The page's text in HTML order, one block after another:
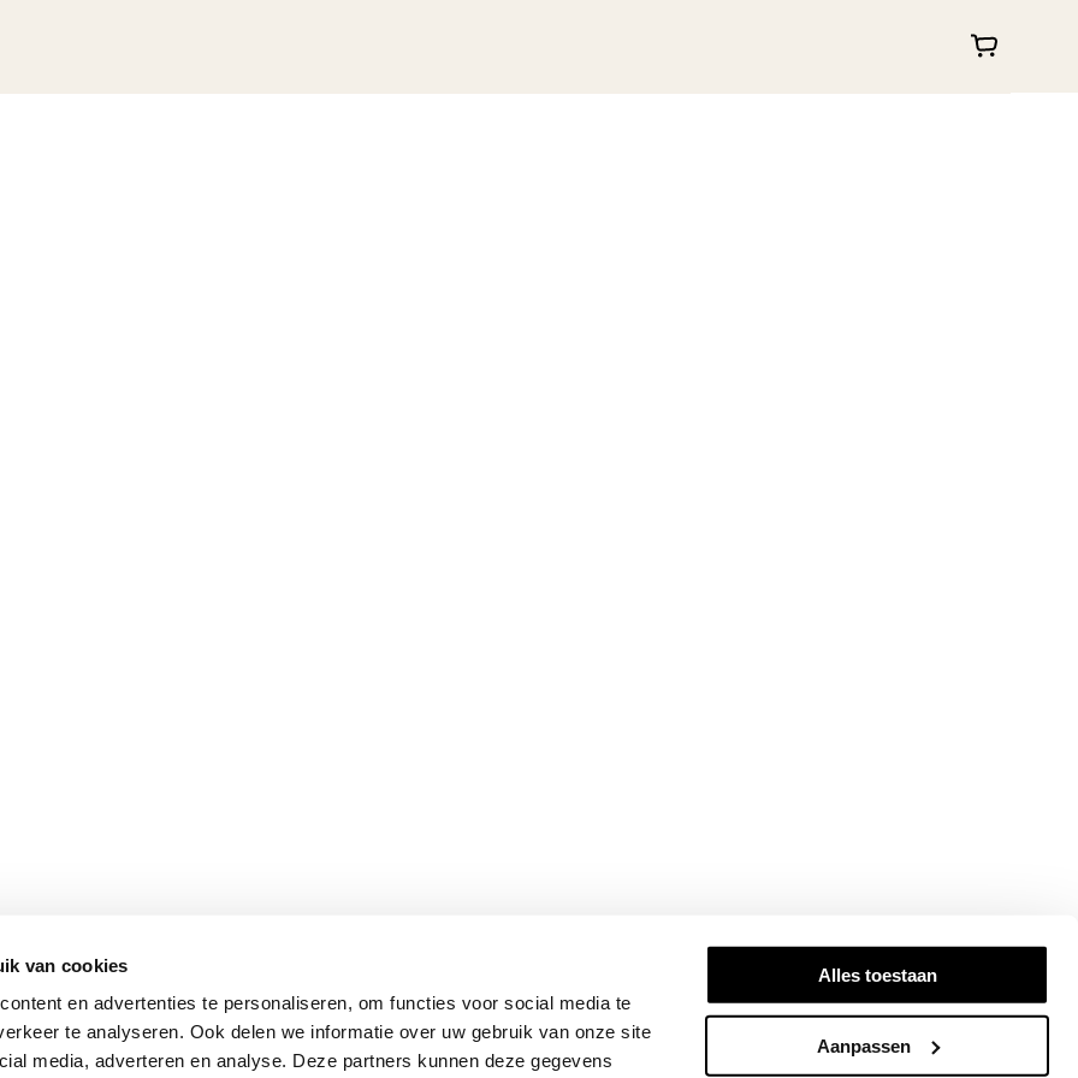
van cookies
en advertenties te personaliseren, om functies voor social media te
te analyseren. Ook delen we informatie over uw gebruik van onze site
media, adverteren en analyse. Deze partners kunnen deze gegevens
Alles toestaan
Aanpassen